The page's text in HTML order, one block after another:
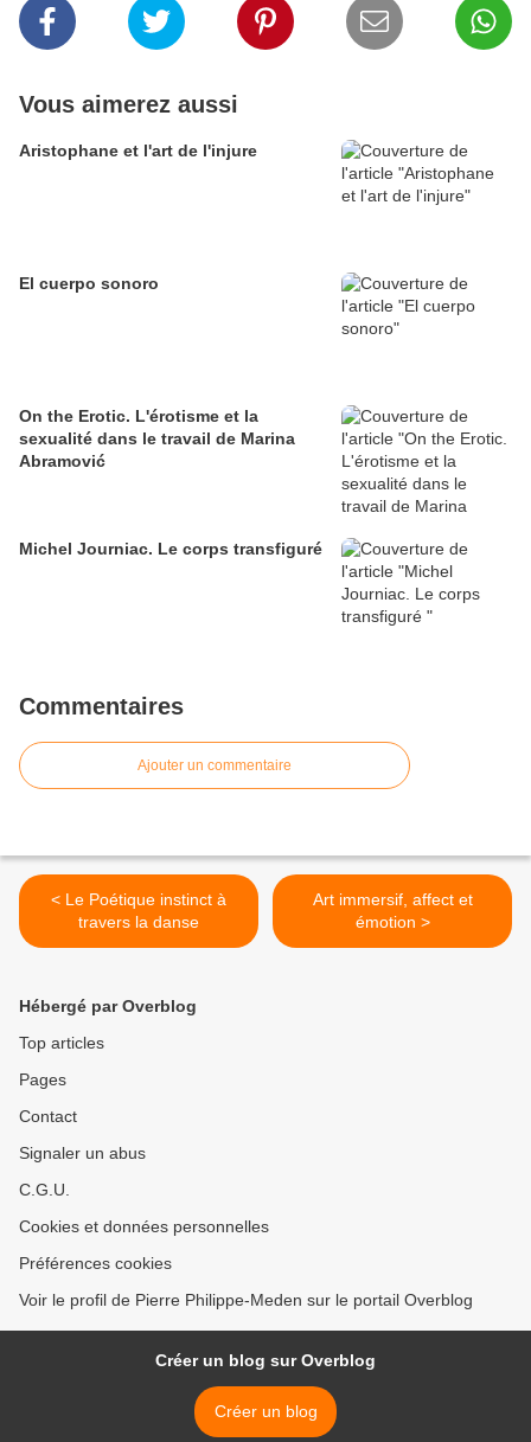
Vous aimerez aussi
Aristophane et l'art de l'injure
El cuerpo sonoro
On the Erotic. L'érotisme et la
sexualité dans le travail de Marina
Abramović
Michel Journiac. Le corps transfiguré
Commentaires
Ajouter un commentaire
< Le Poétique instinct à
travers la danse
Art immersif, affect et
émotion >
Hébergé par Overblog
Top articles
Pages
Contact
Signaler un abus
C.G.U.
Cookies et données personnelles
Préférences cookies
Voir le profil de Pierre Philippe-Meden sur le portail Overblog
Créer un blog sur Overblog
Créer un blog